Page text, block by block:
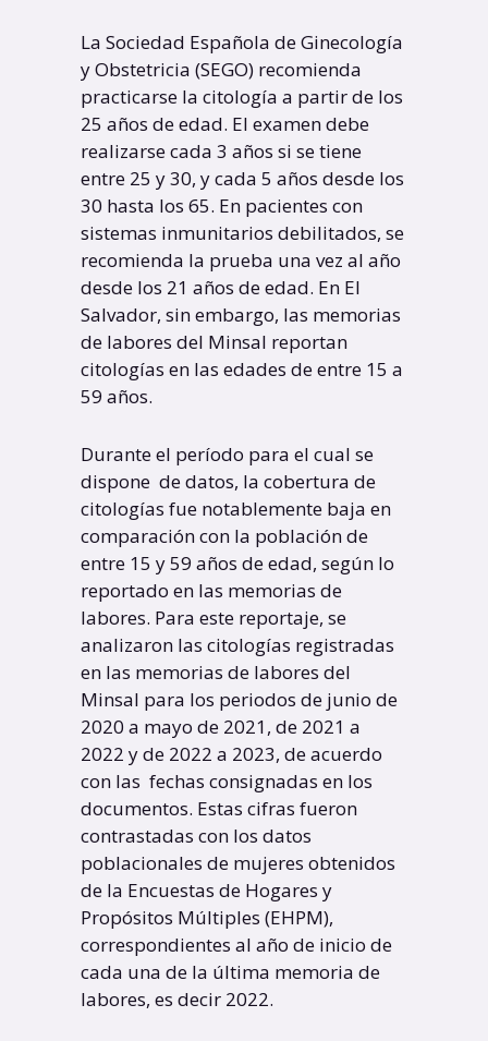
La Sociedad Española de Ginecología
y Obstetricia (SEGO) recomienda
practicarse la citología a partir de los
25 años de edad. El examen debe
realizarse cada 3 años si se tiene
entre 25 y 30, y cada 5 años desde los
30 hasta los 65. En pacientes con
sistemas inmunitarios debilitados, se
recomienda la prueba una vez al año
desde los 21 años de edad. En El
Salvador, sin embargo, las memorias
de labores del Minsal reportan
citologías en las edades de entre 15 a
59 años.
Durante el período para el cual se
dispone de datos, la cobertura de
citologías fue notablemente baja en
comparación con la población de
entre 15 y 59 años de edad, según lo
reportado en las memorias de
labores. Para este reportaje, se
analizaron las citologías registradas
en las memorias de labores del
Minsal para los periodos de junio de
2020 a mayo de 2021, de 2021 a
2022 y de 2022 a 2023, de acuerdo
con las fechas consignadas en los
documentos. Estas cifras fueron
contrastadas con los datos
poblacionales de mujeres obtenidos
de la Encuestas de Hogares y
Propósitos Múltiples (EHPM),
correspondientes al año de inicio de
cada una de la última memoria de
labores, es decir 2022.